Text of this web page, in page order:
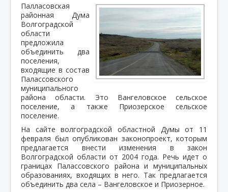
Палласовская
районная Дума
Волгоградской
области
предложила
объединить два
поселения,
входящие в состав
Палассовского
муниципального
района области. Это Вангеловское сельское
поселение, а также Приозерское сельское
поселение.
На сайте волгоградской областной Думы от 11
февраля был опубликован законопроект, которым
предлагается внести изменения в закон
Волгоградской области от 2004 года. Речь идет о
границах Палассовского района и муниципальных
образованиях, входящих в него. Так предлагается
объединить два села – Вангеловское и Приозерное.